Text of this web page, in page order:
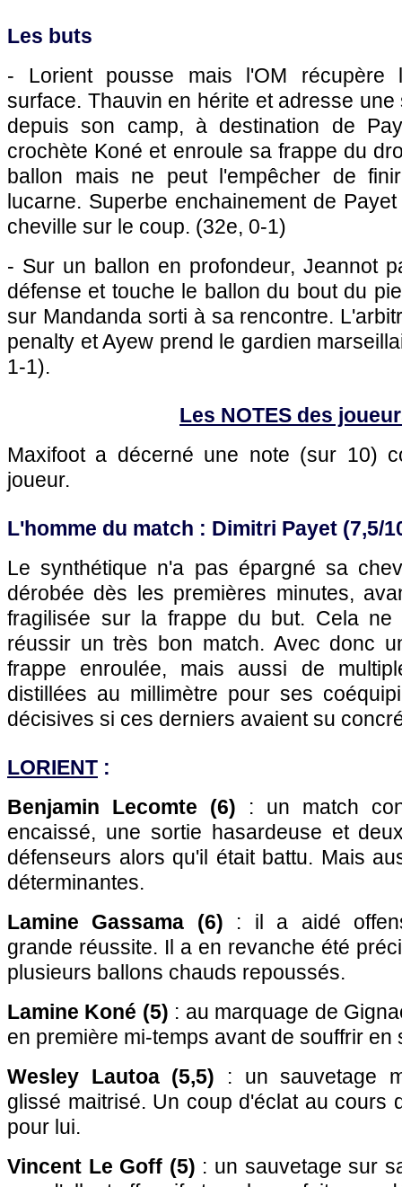
Les buts
- Lorient pousse mais l'OM récupère
surface. Thauvin en hérite et adresse
depuis son camp, à destination de
crochète Koné et enroule sa frappe du
ballon mais ne peut l'empêcher de
lucarne. Superbe enchainement de
cheville sur le coup. (32e, 0-1)
- Sur un ballon en profondeur, Jeannot
défense et touche le ballon du bout du
sur Mandanda sorti à sa rencontre.
penalty et Ayew prend le gardien
1-1).
Les NOTES des
Maxifoot a décerné une note (sur 10)
joueur.
L'homme du match : Dimitri Payet (7,5/
Le synthétique n'a pas épargné sa
dérobée dès les premières minutes,
fragilisée sur la frappe du but. Cela
réussir un très bon match. Avec donc
frappe enroulée, mais aussi de
distillées au millimètre pour ses
décisives si ces derniers avaient su
LORIENT :
Benjamin Lecomte (6) : un match
encaissé, une sortie hasardeuse et
défenseurs alors qu'il était battu. Mais
déterminantes.
Lamine Gassama (6) : il a aidé
grande réussite. Il a en revanche été
plusieurs ballons chauds repoussés.
Lamine Koné (5) : au marquage de
en première mi-temps avant de souffrir en
Wesley Lautoa (5,5) : un sauvetage
glissé maitrisé. Un coup d'éclat au cours
pour lui.
Vincent Le Goff (5) : un sauvetage sur